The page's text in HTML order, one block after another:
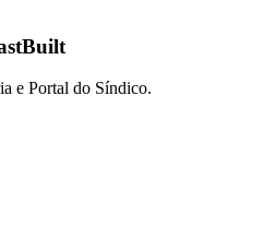
e Portal do Síndico.